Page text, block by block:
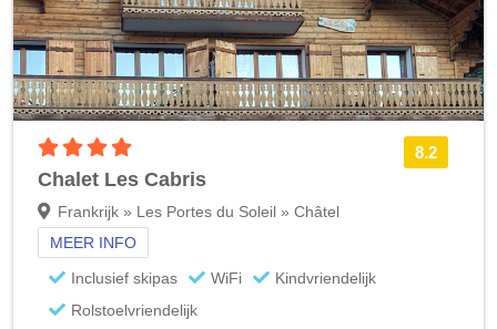
8.2
Chalet Les Cabris
Frankrijk » Les Portes du Soleil » Châtel
MEER INFO
Inclusief skipas
WiFi
Kindvriendelijk
Rolstoelvriendelijk